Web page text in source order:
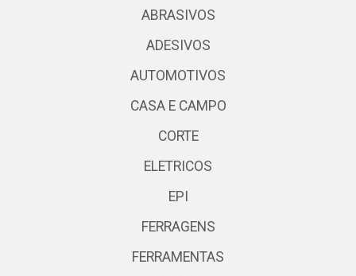
ABRASIVOS
ADESIVOS
AUTOMOTIVOS
CASA E CAMPO
CORTE
ELETRICOS
EPI
FERRAGENS
FERRAMENTAS